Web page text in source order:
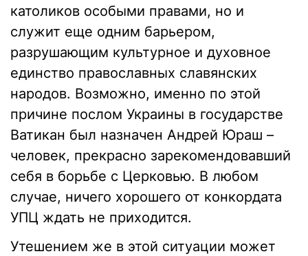
католиков особыми правами, но и
служит еще одним барьером,
разрушающим культурное и духовное
единство православных славянских
народов. Возможно, именно по этой
причине послом Украины в государстве
Ватикан был назначен Андрей Юраш –
человек, прекрасно зарекомендовавший
себя в борьбе с Церковью. В любом
случае, ничего хорошего от конкордата
УПЦ ждать не приходится.
Утешением же в этой ситуации может